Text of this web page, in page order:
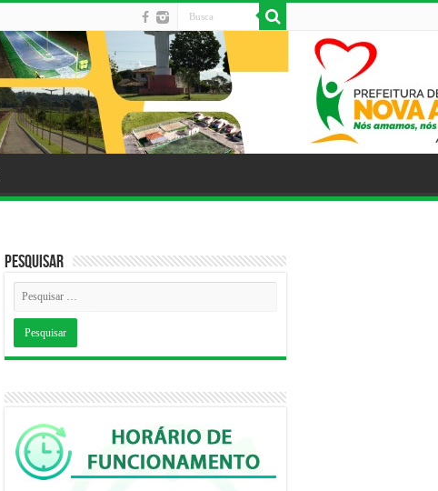
Pesquisar